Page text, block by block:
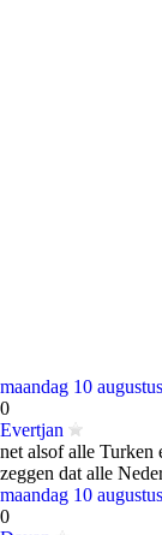
maandag 10
0
Evertjan
net alsof alle Turken
zeggen dat alle
maandag 10
0